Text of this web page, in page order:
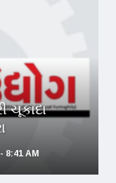
ચૂકાદા
8:41 AM